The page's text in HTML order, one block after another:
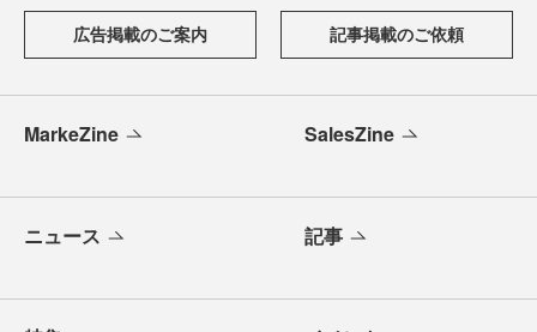
広告掲載のご案内 記事掲載のご依頼
MarkeZine SalesZine
ニュース 記事